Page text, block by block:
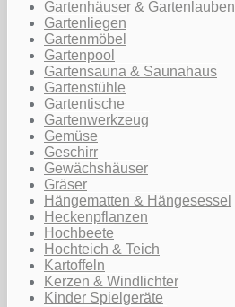
Gartenhäuser & Gartenlauben
Gartenliegen
Gartenmöbel
Gartenpool
Gartensauna & Saunahaus
Gartenstühle
Gartentische
Gartenwerkzeug
Gemüse
Geschirr
Gewächshäuser
Gräser
Hängematten & Hängesessel
Heckenpflanzen
Hochbeete
Hochteich & Teich
Kartoffeln
Kerzen & Windlichter
Kinder Spielgeräte